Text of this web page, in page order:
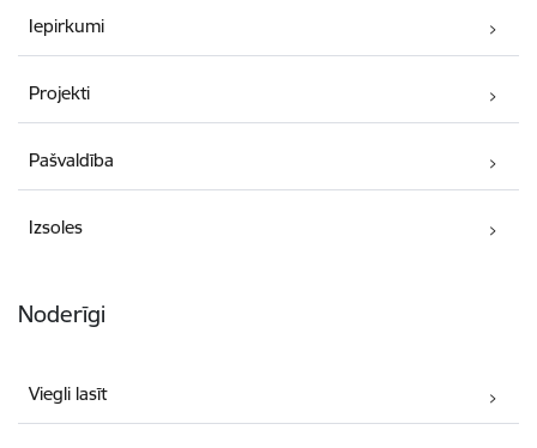
Iepirkumi
Projekti
Pašvaldība
Izsoles
Noderīgi
Viegli lasīt